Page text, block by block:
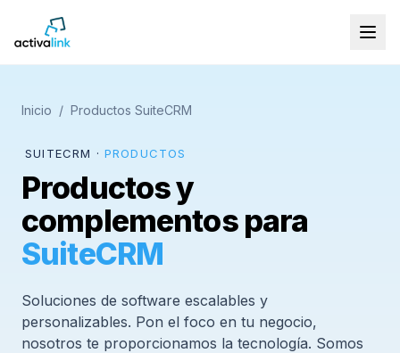
Inicio / Productos SuiteCRM
SUITECRM · PRODUCTOS
Productos y
complementos para
SuiteCRM
Soluciones de software escalables y
personalizables. Pon el foco en tu negocio,
nosotros te proporcionamos la tecnología. Somos